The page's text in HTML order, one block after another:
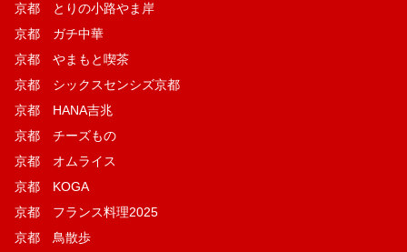
京都 とりの小路やま岸
京都 ガチ中華
京都 やまもと喫茶
京都 シックスセンシズ京都
京都 HANA吉兆
京都 チーズもの
京都 オムライス
京都 KOGA
京都 フランス料理2025
京都 鳥散歩